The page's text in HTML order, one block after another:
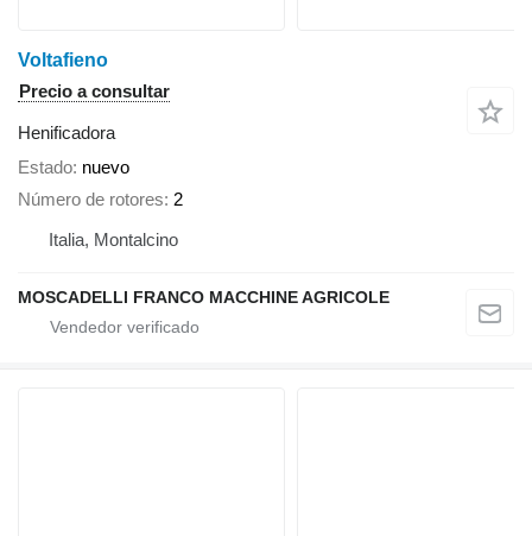
Voltafieno
Precio a consultar
Henificadora
Estado nuevo
Número de rotores 2
Italia, Montalcino
MOSCADELLI FRANCO MACCHINE AGRICOLE